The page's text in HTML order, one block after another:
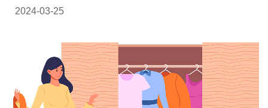
2024-03-25